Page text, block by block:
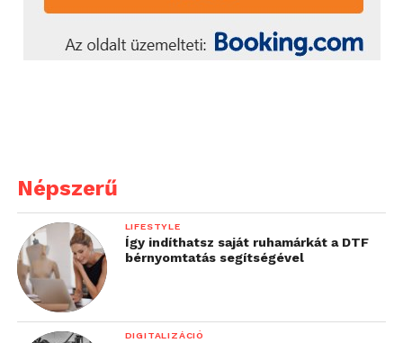
Népszerű
LIFESTYLE
Így indíthatsz saját ruhamárkát a DTF
bérnyomtatás segítségével
DIGITALIZÁCIÓ